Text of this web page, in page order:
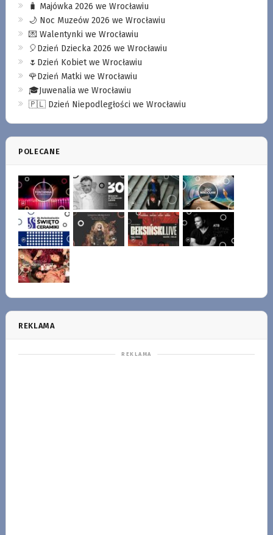
🧳 Majówka 2026 we Wrocławiu
🌙 Noc Muzeów 2026 we Wrocławiu
💌 Walentynki we Wrocławiu
🎈Dzień Dziecka 2026 we Wrocławiu
🌷Dzień Kobiet we Wrocławiu
🌹Dzień Matki we Wrocławiu
🎓Juwenalia we Wrocławiu
🇵🇱 Dzień Niepodległości we Wrocławiu
POLECANE
REKLAMA